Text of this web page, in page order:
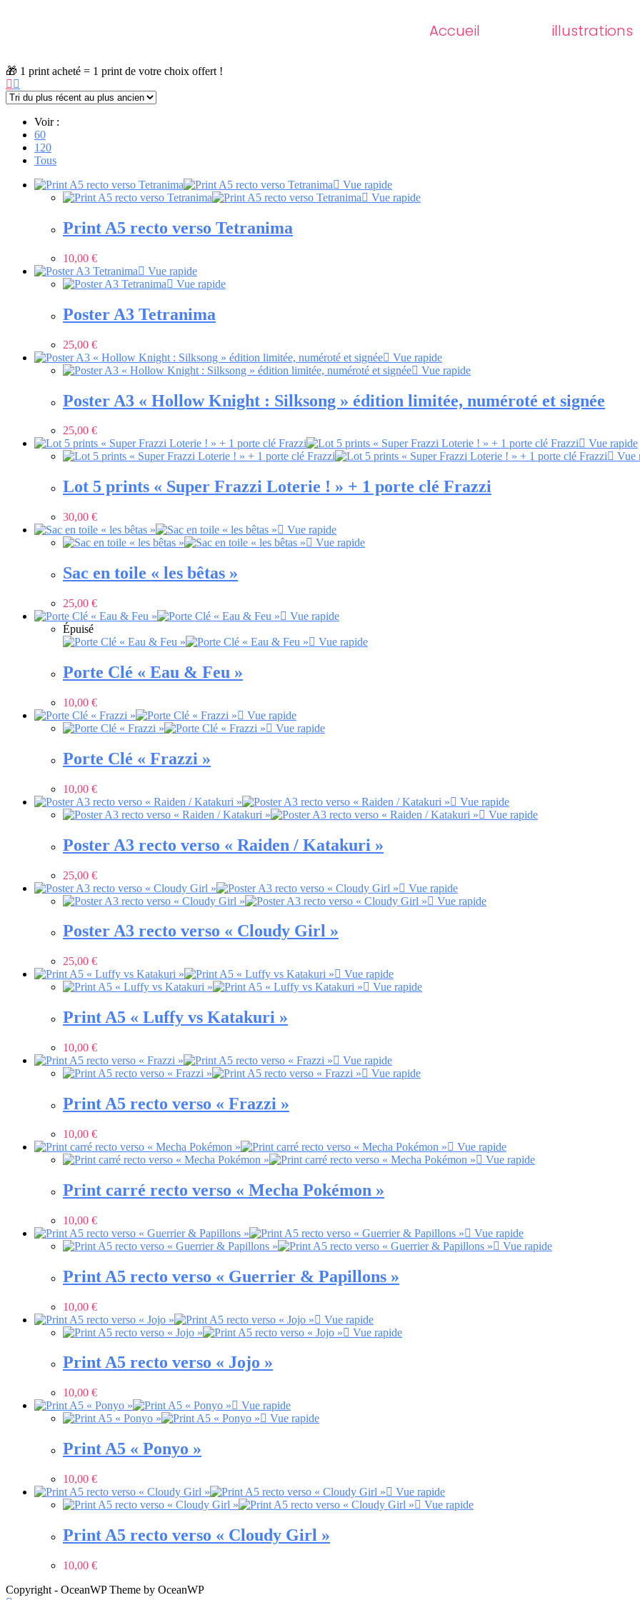
Accueil illustrations
🎁 1 print acheté = 1 print de votre choix offert !
Voir :
60
120
Tous
Vue rapide
Vue rapide
Print A5 recto verso Tetranima
10,00 €
Vue rapide
Vue rapide
Poster A3 Tetranima
25,00 €
Vue rapide
Vue rapide
Poster A3 « Hollow Knight : Silksong » édition limitée, numéroté et signée
25,00 €
Vue rapide
Vue
Lot 5 prints « Super Frazzi Loterie ! » + 1 porte clé Frazzi
30,00 €
Vue rapide
Vue rapide
Sac en toile « les bêtas »
25,00 €
Vue rapide
Épuisé
Vue rapide
Porte Clé « Eau & Feu »
10,00 €
Vue rapide
Vue rapide
Porte Clé « Frazzi »
10,00 €
Vue rapide
Vue rapide
Poster A3 recto verso « Raiden / Katakuri »
25,00 €
Vue rapide
Vue rapide
Poster A3 recto verso « Cloudy Girl »
25,00 €
Vue rapide
Vue rapide
Print A5 « Luffy vs Katakuri »
10,00 €
Vue rapide
Vue rapide
Print A5 recto verso « Frazzi »
10,00 €
Vue rapide
Vue rapide
Print carré recto verso « Mecha Pokémon »
10,00 €
Vue rapide
Vue rapide
Print A5 recto verso « Guerrier & Papillons »
10,00 €
Vue rapide
Vue rapide
Print A5 recto verso « Jojo »
10,00 €
Vue rapide
Vue rapide
Print A5 « Ponyo »
10,00 €
Vue rapide
Vue rapide
Print A5 recto verso « Cloudy Girl »
10,00 €
Copyright - OceanWP Theme by OceanWP